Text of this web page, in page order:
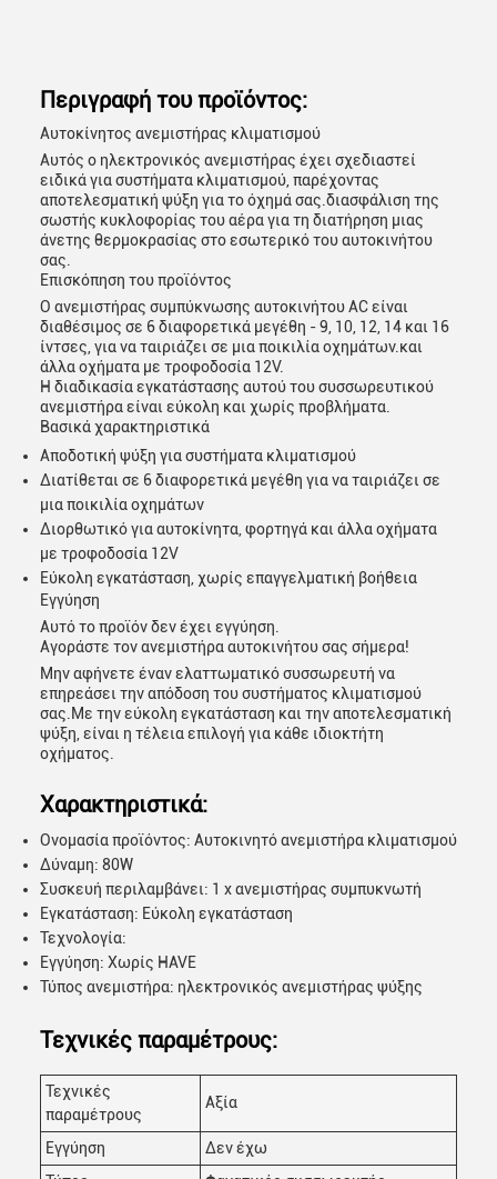
Περιγραφή του προϊόντος:
Αυτοκίνητος ανεμιστήρας κλιματισμού
Αυτός ο ηλεκτρονικός ανεμιστήρας έχει σχεδιαστεί
ειδικά για συστήματα κλιματισμού, παρέχοντας
αποτελεσματική ψύξη για το όχημά σας.διασφάλιση της
σωστής κυκλοφορίας του αέρα για τη διατήρηση μιας
άνετης θερμοκρασίας στο εσωτερικό του αυτοκινήτου
σας.
Επισκόπηση του προϊόντος
Ο ανεμιστήρας συμπύκνωσης αυτοκινήτου AC είναι
διαθέσιμος σε 6 διαφορετικά μεγέθη - 9, 10, 12, 14 και 16
ίντσες, για να ταιριάζει σε μια ποικιλία οχημάτων.και
άλλα οχήματα με τροφοδοσία 12V.
Η διαδικασία εγκατάστασης αυτού του συσσωρευτικού
ανεμιστήρα είναι εύκολη και χωρίς προβλήματα.
Βασικά χαρακτηριστικά
Αποδοτική ψύξη για συστήματα κλιματισμού
Διατίθεται σε 6 διαφορετικά μεγέθη για να ταιριάζει σε
μια ποικιλία οχημάτων
Διορθωτικό για αυτοκίνητα, φορτηγά και άλλα οχήματα
με τροφοδοσία 12V
Εύκολη εγκατάσταση, χωρίς επαγγελματική βοήθεια
Εγγύηση
Αυτό το προϊόν δεν έχει εγγύηση.
Αγοράστε τον ανεμιστήρα αυτοκινήτου σας σήμερα!
Μην αφήνετε έναν ελαττωματικό συσσωρευτή να
επηρεάσει την απόδοση του συστήματος κλιματισμού
σας.Με την εύκολη εγκατάσταση και την αποτελεσματική
ψύξη, είναι η τέλεια επιλογή για κάθε ιδιοκτήτη
οχήματος.
Χαρακτηριστικά:
Ονομασία προϊόντος: Αυτοκινητό ανεμιστήρα κλιματισμού
Δύναμη: 80W
Συσκευή περιλαμβάνει: 1 x ανεμιστήρας συμπυκνωτή
Εγκατάσταση: Εύκολη εγκατάσταση
Τεχνολογία:
Εγγύηση: Χωρίς HAVE
Τύπος ανεμιστήρα: ηλεκτρονικός ανεμιστήρας ψύξης
Τεχνικές παραμέτρους:
Τεχνικές
παραμέτρους
Αξία
Εγγύηση
Δεν έχω